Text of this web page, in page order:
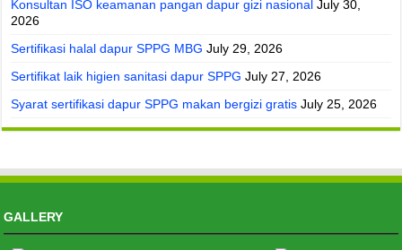
Konsultan ISO keamanan pangan dapur gizi nasional July 30,
2026
Sertifikasi halal dapur SPPG MBG July 29, 2026
Sertifikat laik higien sanitasi dapur SPPG July 27, 2026
Syarat sertifikasi dapur SPPG makan bergizi gratis July 25, 2026
GALLERY